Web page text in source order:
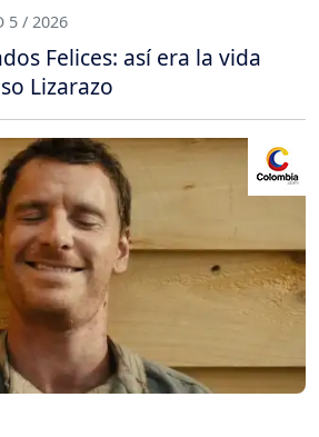
5 / 2026
Felices: así era la vida
Lizarazo